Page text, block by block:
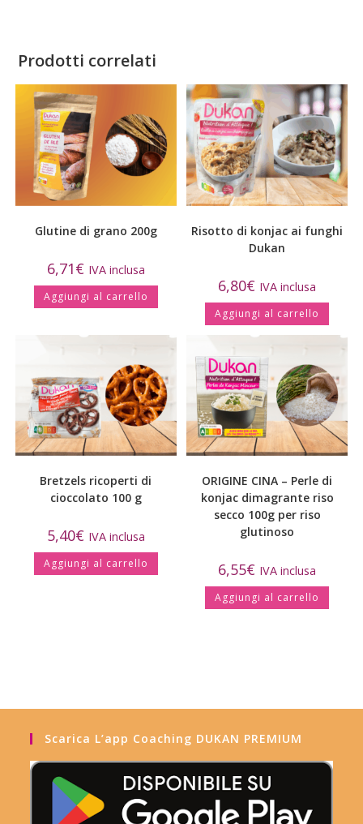
Prodotti correlati
Glutine di grano 200g
6,71€ IVA inclusa
Aggiungi al carrello
Risotto di konjac ai funghi
Dukan
6,80€ IVA inclusa
Aggiungi al carrello
Bretzels ricoperti di
cioccolato 100 g
5,40€ IVA inclusa
Aggiungi al carrello
ORIGINE CINA – Perle di
konjac dimagrante riso
secco 100g per riso
glutinoso
6,55€ IVA inclusa
Aggiungi al carrello
Scarica L’app Coaching DUKAN PREMIUM